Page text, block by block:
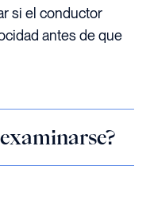
si el conductor
antes de que